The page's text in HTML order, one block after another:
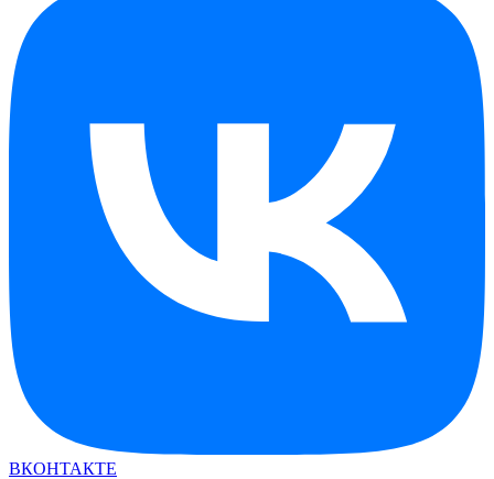
ВКОНТАКТЕ